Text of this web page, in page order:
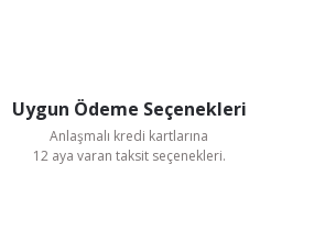
Uygun Ödeme Seçenekleri
Anlaşmalı kredi kartlarına
12 aya varan taksit seçenekleri.